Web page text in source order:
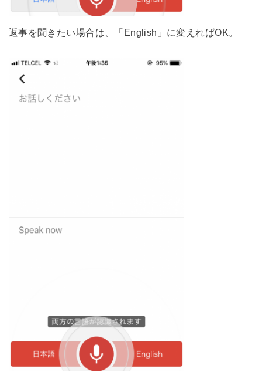
返事を聞きたい場合は、「English」に変えればOK。